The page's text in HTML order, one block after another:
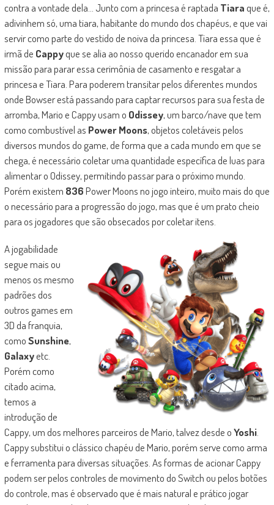
contra a vontade dela… Junto com a princesa é raptada Tiaraque é,
adivinhem só, uma tiara, habitante do mundo dos chapéus, e que vai
servir como parte do vestido de noiva da princesa. Tiara essa que é
irmã de Cappyque se alia ao nosso querido encanador em sua
missão para parar essa cerimônia de casamento e resgatar a
princesa e Tiara. Para poderem transitar pelos diferentes mundos
onde Bowser está passando para captar recursos para sua festa de
arromba, Mario e Cappy usam o Odissey, um barco/nave que tem
como combustível as Power Moons, objetos coletáveis pelos
diversos mundos do game, de forma que a cada mundo em que se
chega, é necessário coletar uma quantidade específica de luas para
alimentar o Odissey, permitindo passar para o próximo mundo.
Porém existem 836Power Moons no jogo inteiro, muito mais do que
o necessário para a progressão do jogo, mas que é um prato cheio
para os jogadores que são obsecados por coletar itens.
A jogabilidade
segue mais ou
menos os mesmo
padrões dos
outros games em
3D da franquia,
comoSunshine,
Galaxyetc.
Porém como
citado acima,
temos a
introdução de
Cappy, um dos melhores parceiros de Mario, talvez desde oYoshi.
Cappy substitui o clássico chapéu de Mario, porém serve como arma
e ferramenta para diversas situações. As formas de acionar Cappy
podem ser pelos controles de movimento do Switch ou pelos botões
do controle, mas é observado que é mais natural e prático jogar